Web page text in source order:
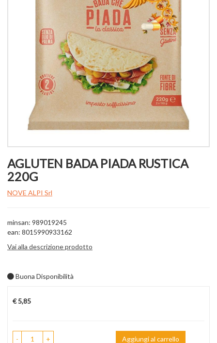
AGLUTEN BADA PIADA RUSTICA
220G
NOVE ALPI Srl
minsan: 989019245
ean: 8015990933162
Vai alla descrizione prodotto
Buona Disponibilità
Prezzo
€ 5,85
- + Aggiungi al carrello